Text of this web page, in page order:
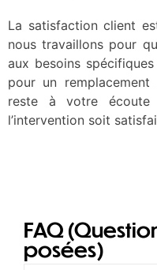
La satisfaction client
nous travaillons pour
aux besoins
pour un
reste à votre
l’intervention soit
FAQ
posées)